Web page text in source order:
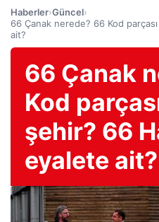
Haberler›Güncel›
66 Çanak nerede? 66 Kod
ait?
66 Çanak
Kod
şehir? 66
eyalete ait?